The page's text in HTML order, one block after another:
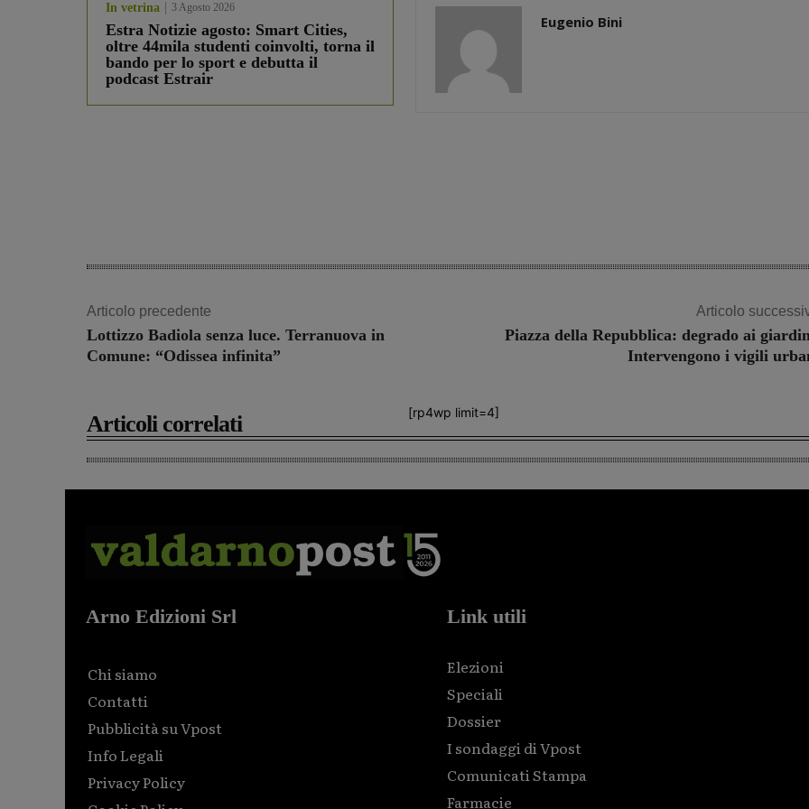
In vetrina 3 Agosto 2026
Estra Notizie agosto: Smart Cities,
oltre 44mila studenti coinvolti, torna il
bando per lo sport e debutta il
podcast Estrair
Eugenio Bini
Articolo precedente
Lottizzo Badiola senza luce. Terranuova in
Comune: “Odissea infinita”
Articolo
Piazza della Repubblica: degrado ai
Intervengono i vigili
[rp4wp limit=4]
Articoli correlati
Arno Edizioni Srl
Chi siamo
Contatti
Pubblicità su Vpost
Info Legali
Privacy Policy
Link utili
Elezioni
Speciali
Dossier
I sondaggi di Vpost
Comunicati Stampa
Farmacie